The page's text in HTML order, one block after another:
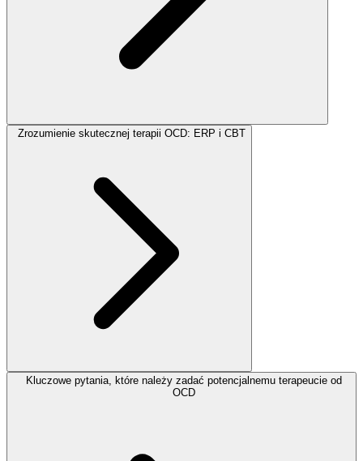
Zrozumienie skutecznej terapii OCD: ERP i CBT
Kluczowe pytania, które należy zadać potencjalnemu terapeucie od
OCD